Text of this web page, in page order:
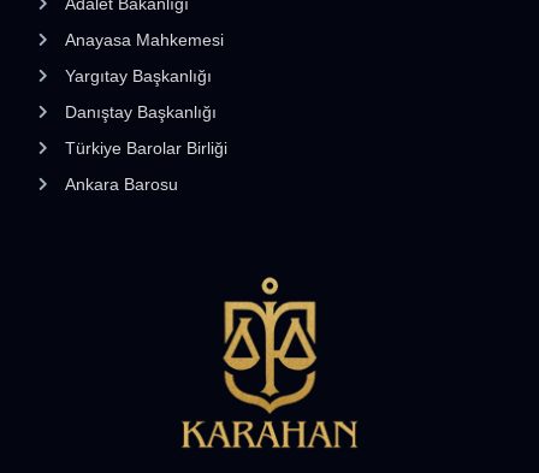
Adalet Bakanlığı
Anayasa Mahkemesi
Yargıtay Başkanlığı
Danıştay Başkanlığı
Türkiye Barolar Birliği
Ankara Barosu